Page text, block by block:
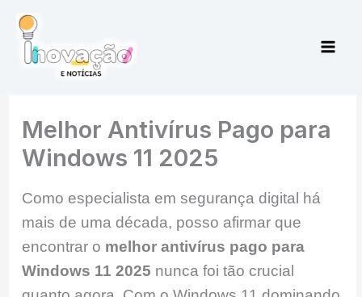
para
Melhor Antivírus Pago para
Windows 11 2025
Como especialista em segurança digital há
mais de uma década, posso afirmar que
encontrar o melhor antivírus pago para
Windows 11 2025 nunca foi tão crucial